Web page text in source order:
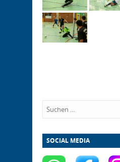
SOCIAL MEDIA